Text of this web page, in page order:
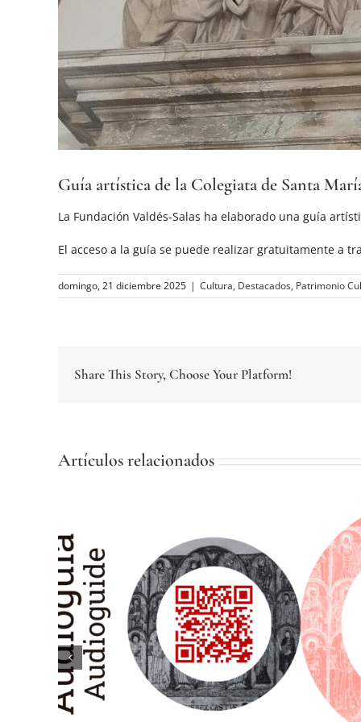
Guía artística de la Colegiata de Santa
La Fundación Valdés-Salas ha elaborado una guía
El acceso a la guía se puede realizar gratuitamente a
domingo, 21 diciembre 2025 | Cultura, Destacados, Patrimonio
Share This Story, Choose Your Platform!
Artículos relacionados